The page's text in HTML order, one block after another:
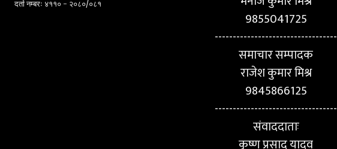
दर्ता नम्बरः ४११० - २०८०/०८१
9855041725
----------------------------------
समाचार सम्पादक
राजेश कुमार मिश्र
9845866125
----------------------------------
संवाददाताः